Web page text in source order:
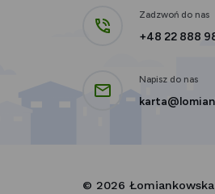
Zadzwoń do nas
+48 22 888
Napisz do nas
© 2026 Łomiankowska